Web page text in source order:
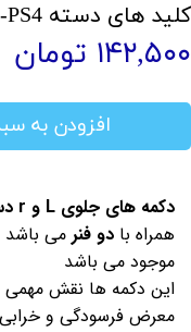
کلید های دسته PS4-فت 001 و 011
۱۴۲,۵۰۰ تومان
افزودن به
دکمه های جلوی L و r دسته ps4
همراه با دو فنر می باشد
موجود می باشد
این دکمه ها نقش مهمی
معرض فرسودگی و